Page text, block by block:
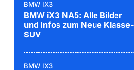
BMW IX3
BMW iX3 NA5: Alle Bilder
und Infos zum Neue Klasse-
SUV
BMW IX3